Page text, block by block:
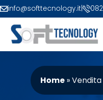
info@softtecnology.it
Home »